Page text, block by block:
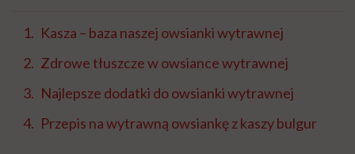
Kasza – baza naszej owsianki wytrawnej
Zdrowe tłuszcze w owsiance wytrawnej
Najlepsze dodatki do owsianki wytrawnej
Przepis na wytrawną owsiankę z kaszy bulgur